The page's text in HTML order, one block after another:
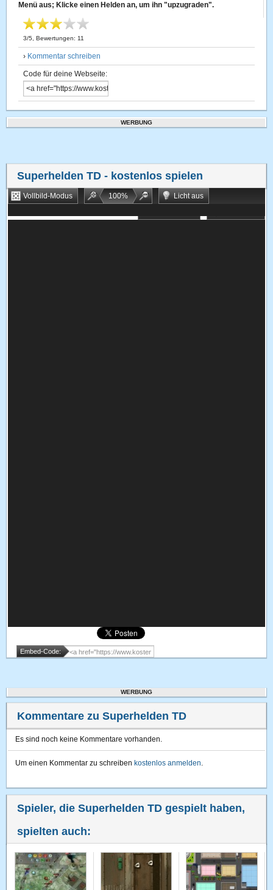
Menü aus; Klicke einen Helden an, um ihn "upzugraden".
3/5 , Bewertungen: 11
› Kommentar schreiben
Code für deine Webseite:
WERBUNG
Superhelden TD - kostenlos spielen
Vollbild-Modus 100%
Licht aus
Embed-Code:
WERBUNG
Kommentare zu Superhelden TD
Es sind noch keine Kommentare vorhanden.
Um einen Kommentar zu schreiben kostenlos anmelden.
Spieler, die Superhelden TD gespielt haben,
spielten auch: